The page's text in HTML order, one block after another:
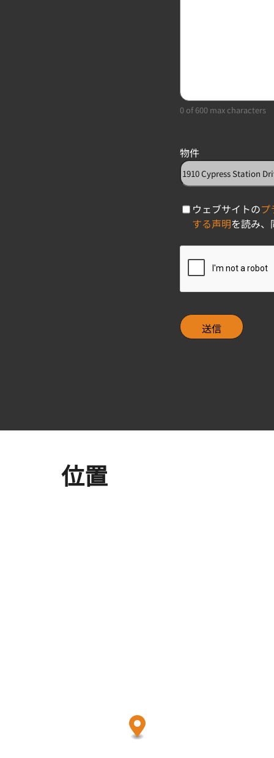
0 of 600 max characters
物件
C
o
ウェブサイトのプ
する声明を読み、
T
H
A
位置